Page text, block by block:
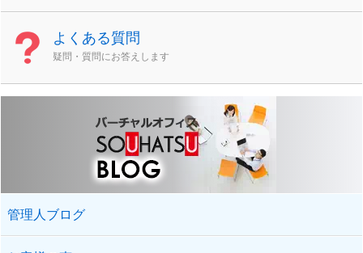
よくある質問
疑問・質問にお答えします
管理人ブログ